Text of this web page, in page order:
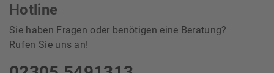
Hotline
Sie haben Fragen oder benötigen eine Beratung?
Rufen Sie uns an!